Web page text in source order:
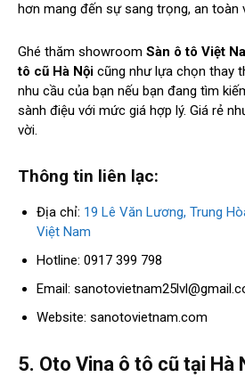
hơn mang đến sự sang trọng, an toàn
Ghé thăm showroom Sàn ô tô Việt
tô cũ Hà Nội cũng như lựa chọn thay
nhu cầu của bạn nếu bạn đang tìm
sành điệu với mức giá hợp lý. Giá rẻ
vời.
Thông tin liên lạc:
Địa chỉ: 19 Lê Văn Lương, Trung
Việt Nam
Hotline: 0917 399 798
Email:
Website: sanotovietnam.com
5. Oto Vina ô tô cũ tại Hà